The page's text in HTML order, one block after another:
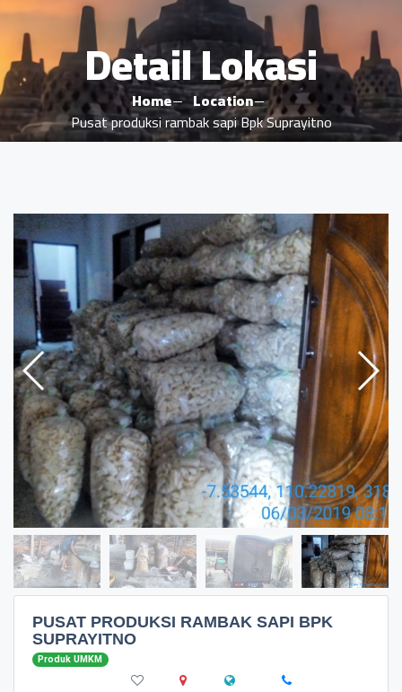
Detail Lokasi
Home
Location
Pusat produksi rambak sapi Bpk Suprayitno
PUSAT PRODUKSI RAMBAK SAPI BPK
SUPRAYITNO
Produk UMKM